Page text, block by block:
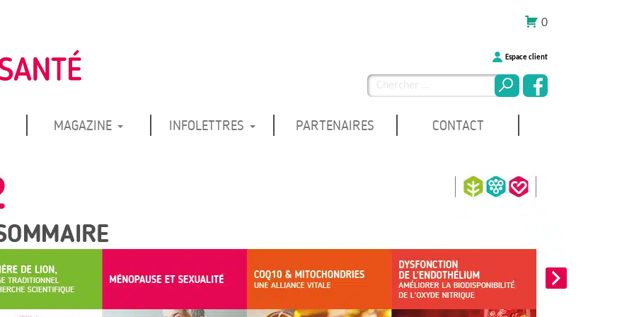
0
Espace client
Chercher
pour
:
MAGAZINE INFOLETTRES PARTENAIRES CONTACT